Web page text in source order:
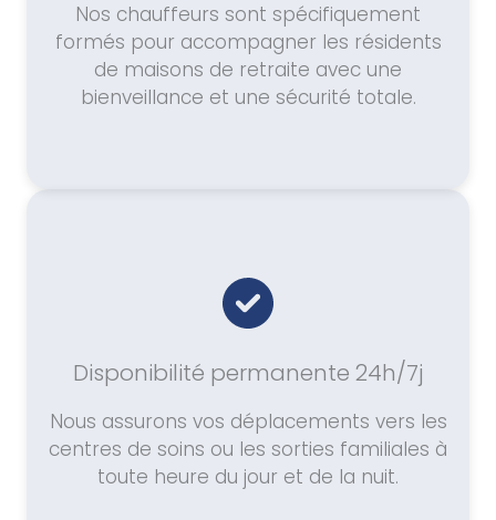
Nos chauffeurs sont spécifiquement
formés pour accompagner les résidents
de maisons de retraite avec une
bienveillance et une sécurité totale.
Disponibilité permanente 24h/7j
Nous assurons vos déplacements vers les
centres de soins ou les sorties familiales à
toute heure du jour et de la nuit.